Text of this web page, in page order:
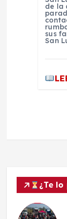
de la
sus
San
¿Te